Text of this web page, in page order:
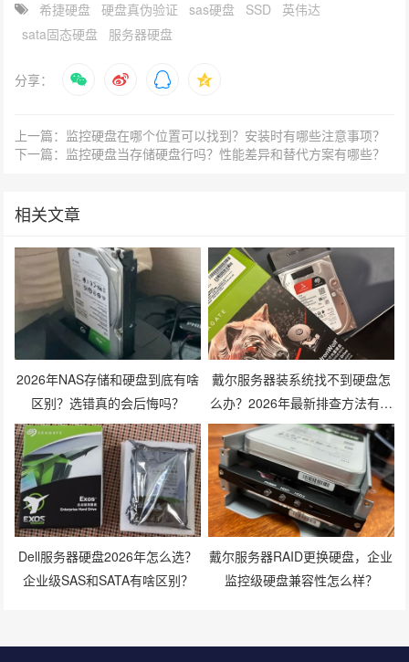
希捷硬盘 硬盘真伪验证 sas硬盘 SSD
英伟达
sata固态硬盘
服务器硬盘
分享：
上一篇：监控硬盘在哪个位置可以找到？安装时有哪些注意事项？
下一篇：监控硬盘当存储硬盘行吗？性能差异和替代方案有哪些？
相关文章
2026年NAS存储和硬盘到底有啥
区别？选错真的会后悔吗？
戴尔服务器装系统找不到硬盘怎
么办？2026年最新排查方法有哪
些？
Dell服务器硬盘2026年怎么选？
企业级SAS和SATA有啥区别？
戴尔服务器RAID更换硬盘，企业
监控级硬盘兼容性怎么样？